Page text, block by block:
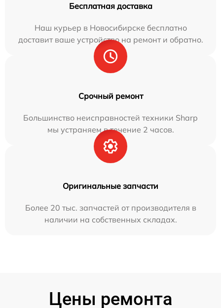
Бесплатная доставка
Наш курьер в Новосибирске бесплатно
доставит ваше устройство на ремонт и обратно.
Срочный ремонт
Большинство неисправностей техники Sharp
мы устраняем в течение 2 часов.
Оригинальные запчасти
Более 20 тыс. запчастей от производителя в
наличии на собственных складах.
Цены ремонта